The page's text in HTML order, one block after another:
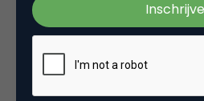
waar. Maar waarom is dat
van de allerbeste
zoekvragen. Net als we